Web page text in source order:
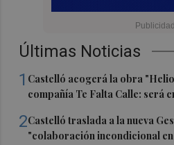
Últimas Noticias
1 Castelló acogerá la obra
compañía Te Falta Calle: será
2Castelló traslada a la nueva
"colaboración incondicional